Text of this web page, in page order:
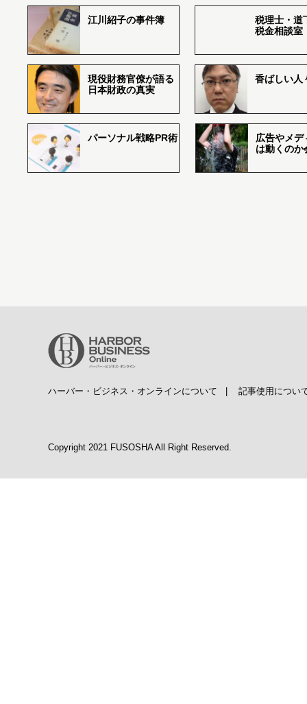
江川紹子の事件簿
税理士・道
税金相談室
現役財務官僚が語る
日本財政の真実
香ばしい
パーソナル戦略PR術
広告やメデ
は動くのか
ハーバー・ビジネス・オンラインについて 記事使用につい
Copyright 2021 FUSOSHA All Right Reserved.